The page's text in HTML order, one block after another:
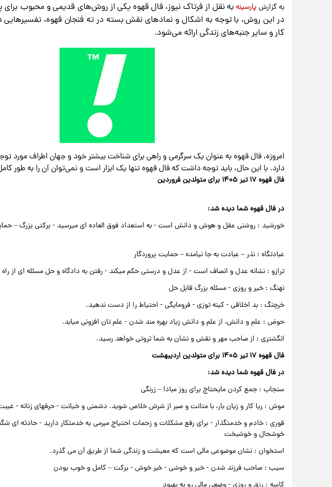
به گزارش پارسینهبه نقل از فرتاک نیوز، فال قهوه یکی از روش‌های قدیمی و محبوب
در این روش، با توجه به اشکال و نمادهای نقش بسته در ته فنجان قهوه، تفسیرهایی
کار و سایر جنبه‌های زندگی ارائه می‌شود.
امروزه، فال قهوه به عنوان یک سرگرمی و راهی برای شناخت بیشتر خود و جهان اطراف مورد توجه
دارد. با این حال، باید توجه داشت که فال قهوه تنها یک ابزار است و نمی‌توان آن را به طور
فال قهوه ۱۷ تیر ۱۴۰۵ برای متولدین فروردین
در فال قهوه شما دیده شد:
خورشید : روشنی عقل و هوش و دانش است - به استعداد فوق العاده ای میرسید - برکتی بزرگ –
عبادتگاه : نذر – عبادت به جا نیامده – حمایت پروردگار
ترازو : نشانه عدل و انصاف است - از عدل و درستی حکم میکند - رفتن به دادگاه و حل مسئله ای از راه
نهنگ : خیر و روزی - مسئله بزرگ قابل حل
خرچنگ : بد اخلاقی - کینه توزی - فرومایگی - احتیاط را از دست ندهید.
حوض : علم و دانش، از علم و دانش زیاد بهره مند شدن - علم تان افزونی میابد.
انگشتری : از صاحب مهر و نقش و نشان به شما ثروتی خواهد رسید.
فال قهوه ۱۷ تیر ۱۴۰۵ برای متولدین اردیبهشت
در فال قهوه شما دیده شد:
سنجاب : جمع کردن مایحتاج برای روز مبادا – زرنگی
موش : ریا کار و زیان بار، با متانت و صبر از شرش خلاص شوید. دشمنی و خیانت - حرفهای زنانه -
قوری : خادم و خدمتگذار - برای رفع مشکلات و زحمات احتیاج مبرمی به خدمتکار دارید - حادثه ای
خوشحال و خوشبخت
استخوان : نشان موضوعی مالی است که معیشت و زندگی شما از طریق آن می گذرد.
سیب : صاحب فرزند شدن - خیر و خوشی - خبر خوش - برکت – کامل و خوب بودن
کاسه : رزق و روزی - وضعی مالی رو به بهبود